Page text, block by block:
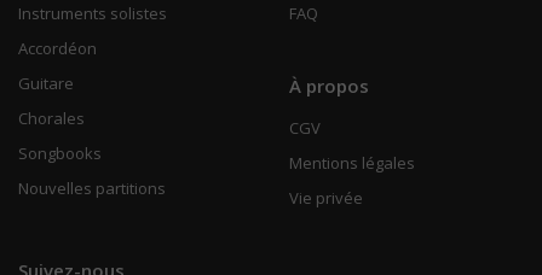
Instruments solistes
Accordéon
Guitare
Chorales
Songbooks
Nouvelles partitions
FAQ
À propos
CGV
Mentions légales
Vie privée
Suivez-nous